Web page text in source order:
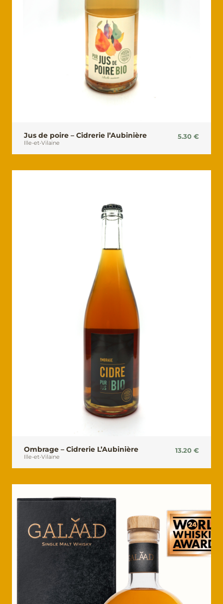
Jus de poire – Cidrerie l’Aubinière
Ille-et-Vilaine
5.30 €
Ombrage – Cidrerie L’Aubinière
Ille-et-Vilaine
13.20 €